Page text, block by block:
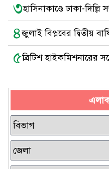
৩হাসিনাকাণ্ডে ঢাকা-
৪জুলাই বিপ্লবের দ্বিতীয়
৫ব্রিটিশ হাইকমিশনারের